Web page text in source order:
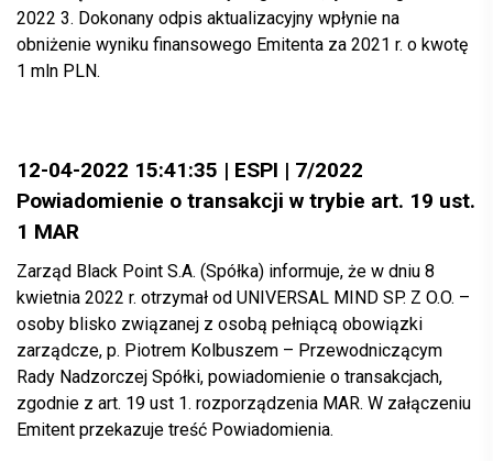
2022 3. Dokonany odpis aktualizacyjny wpłynie na
obniżenie wyniku finansowego Emitenta za 2021 r. o kwotę
1 mln PLN.
12-04-2022 15:41:35 | ESPI | 7/2022
Powiadomienie o transakcji w trybie art. 19 ust.
1 MAR
Zarząd Black Point S.A. (Spółka) informuje, że w dniu 8
kwietnia 2022 r. otrzymał od UNIVERSAL MIND SP. Z O.O. –
osoby blisko związanej z osobą pełniącą obowiązki
zarządcze, p. Piotrem Kolbuszem – Przewodniczącym
Rady Nadzorczej Spółki, powiadomienie o transakcjach,
zgodnie z art. 19 ust 1. rozporządzenia MAR. W załączeniu
Emitent przekazuje treść Powiadomienia.